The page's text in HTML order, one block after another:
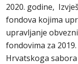
2020. godine,
fondova kojima
upravljanje
fondovima za
Hrvatskoga sabora